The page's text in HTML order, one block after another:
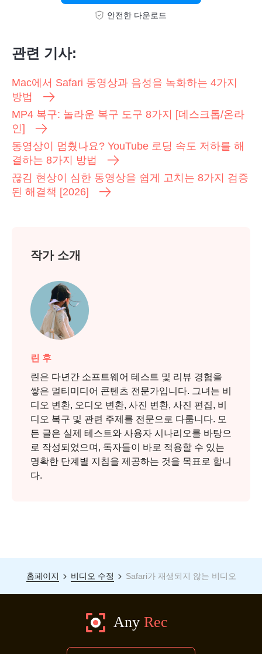
안전한 다운로드
관련 기사:
Mac에서 Safari 동영상과 음성을 녹화하는 4가지
방법
MP4 복구: 놀라운 복구 도구 8가지 [데스크톱/온라
인]
동영상이 멈췄나요? YouTube 로딩 속도 저하를 해
결하는 8가지 방법
끊김 현상이 심한 동영상을 쉽게 고치는 8가지 검증
된 해결책 [2026]
작가 소개
린 후
린은 다년간 소프트웨어 테스트 및 리뷰 경험을
쌓은 멀티미디어 콘텐츠 전문가입니다. 그녀는 비
디오 변환, 오디오 변환, 사진 변환, 사진 편집, 비
디오 복구 및 관련 주제를 전문으로 다룹니다. 모
든 글은 실제 테스트와 사용자 시나리오를 바탕으
로 작성되었으며, 독자들이 바로 적용할 수 있는
명확한 단계별 지침을 제공하는 것을 목표로 합니
다.
홈페이지 비디오 수정 Safari가 재생되지 않는 비디오